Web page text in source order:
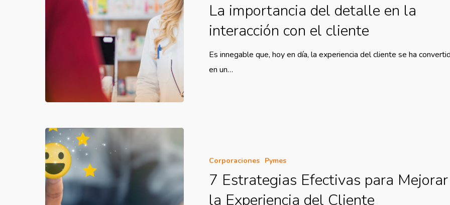
La importancia del detalle en la
interacción con el cliente
Es innegable que, hoy en día, la experiencia del cliente se ha
en un…
Corporaciones Pymes
7 Estrategias Efectivas para Mejorar
la Experiencia del Cliente